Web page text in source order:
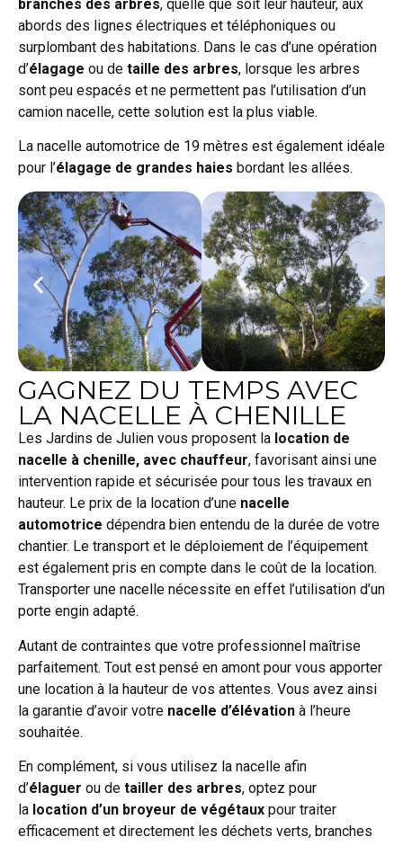
branches des arbres, quelle que soit leur hauteur, aux
abords des lignes électriques et téléphoniques ou
surplombant des habitations. Dans le cas d’une opération
d’élagage ou de taille des arbres, lorsque les arbres
sont peu espacés et ne permettent pas l’utilisation d’un
camion nacelle, cette solution est la plus viable.
La nacelle automotrice de 19 mètres est également idéale
pour l’élagage de grandes haies bordant les allées.
GAGNEZ DU TEMPS AVEC
LA NACELLE À CHENILLE
Les Jardins de Julien vous proposent la location de
nacelle à chenille, avec chauffeur, favorisant ainsi une
intervention rapide et sécurisée pour tous les travaux en
hauteur. Le prix de la location d’une nacelle
automotrice dépendra bien entendu de la durée de votre
chantier. Le transport et le déploiement de l’équipement
est également pris en compte dans le coût de la location.
Transporter une nacelle nécessite en effet l’utilisation d’un
porte engin adapté.
Autant de contraintes que votre professionnel maîtrise
parfaitement. Tout est pensé en amont pour vous apporter
une location à la hauteur de vos attentes. Vous avez ainsi
la garantie d’avoir votre nacelle d’élévation à l’heure
souhaitée.
En complément, si vous utilisez la nacelle afin
d’élaguer ou de tailler des arbres, optez pour
la location d’un broyeur de végétaux pour traiter
efficacement et directement les déchets verts, branches